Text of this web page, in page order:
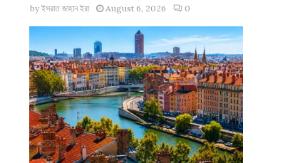
by ইসরাত জাহান ইরা August 6, 2026 0